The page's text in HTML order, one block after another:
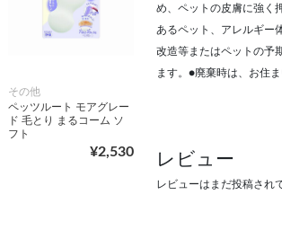
その他
ペッツルート モアグレー
ド 毛とり まるコーム ソ
フト
¥2,530
め、ペットの皮膚に強く
あるペット、アレルギー
改造等またはペットの予
ます。●廃棄時は、お住
レビュー
レビューはまだ投稿され